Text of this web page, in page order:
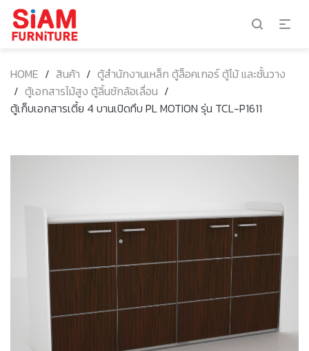
HOME / สินค้า / ตู้สำนักงานเหล็ก ตู้ล็อคเกอร์ ตู้ไม้ และชั้นวาง
/ ตู้เอกสารไม้สูง ตู้ลิ้นชักล้อเลื่อน /
ตู้เก็บเอกสารเตี้ย 4 บานเปิดทึบ PL MOTION รุ่น TCL-P1611